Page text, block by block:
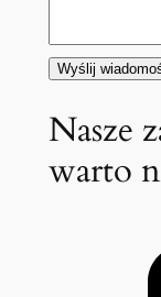
Nasze
warto